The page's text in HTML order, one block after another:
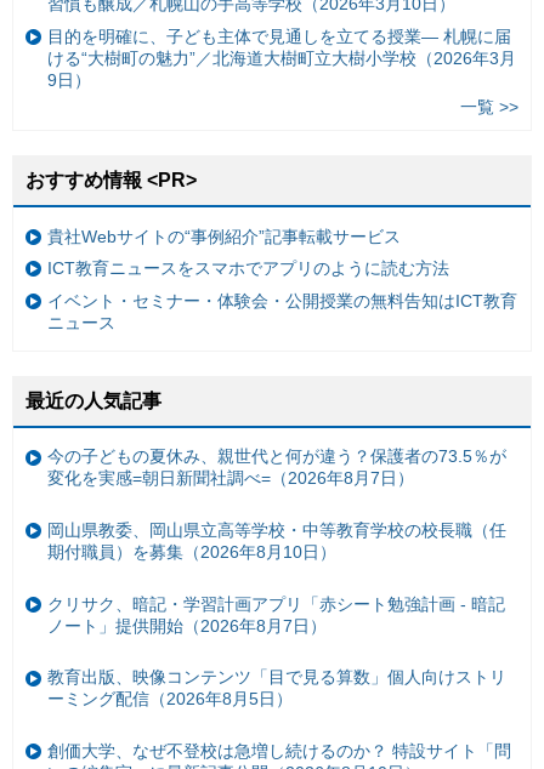
習慣も醸成／札幌山の手高等学校（2026年3月10日）
目的を明確に、子ども主体で見通しを立てる授業— 札幌に届
ける“大樹町の魅力”／北海道大樹町立大樹小学校（2026年3月
9日）
一覧 >>
おすすめ情報 <PR>
貴社Webサイトの“事例紹介”記事転載サービス
ICT教育ニュースをスマホでアプリのように読む方法
イベント・セミナー・体験会・公開授業の無料告知はICT教育
ニュース
最近の人気記事
今の子どもの夏休み、親世代と何が違う？保護者の73.5％が
変化を実感=朝日新聞社調べ=（2026年8月7日）
岡山県教委、岡山県立高等学校・中等教育学校の校長職（任
期付職員）を募集（2026年8月10日）
クリサク、暗記・学習計画アプリ「赤シート勉強計画 - 暗記
ノート」提供開始（2026年8月7日）
教育出版、映像コンテンツ「目で見る算数」個人向けストリ
ーミング配信（2026年8月5日）
創価大学、なぜ不登校は急増し続けるのか？ 特設サイト「問